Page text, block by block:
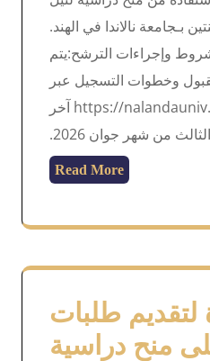
بـجامعة نالاندا في الهند.
وإجراءات الترشح:يتم
وخطوات التسجيل عبر
الموقع الرسمي :https://nalandauniv.edu.in آخر
من شهر جوان 2026.
Read More
لتقديم طلبات
منح دراسية